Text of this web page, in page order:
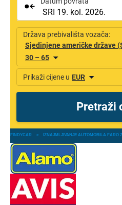
FINDYCAR » IZNAJMLJIVANJE AUTOMOBILA FARO